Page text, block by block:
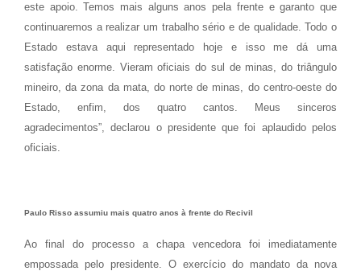
este apoio. Temos mais alguns anos pela frente e garanto que
continuaremos a realizar um trabalho sério e de qualidade. Todo o
Estado estava aqui representado hoje e isso me dá uma
satisfação enorme. Vieram oficiais do sul de minas, do triângulo
mineiro, da zona da mata, do norte de minas, do centro-oeste do
Estado, enfim, dos quatro cantos. Meus sinceros
agradecimentos”, declarou o presidente que foi aplaudido pelos
oficiais.
Paulo Risso assumiu mais quatro anos à frente do Recivil
Ao final do processo a chapa vencedora foi imediatamente
empossada pelo presidente. O exercício do mandato da nova